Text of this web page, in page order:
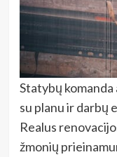
Statybų
su planu ir darbų
Realus
žmonių